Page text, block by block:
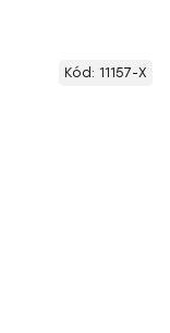
Kód: 11157-X